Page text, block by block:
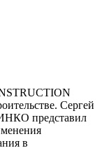
Сергей
представил
в